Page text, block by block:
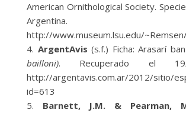
American Ornithological Society.
Argentina.
http://www.museum.lsu.edu/~Remsen/
ArgentAvis (s.f.) Ficha: Arasarí
bailloni). Recuperado el 19/
http://argentavis.com.ar/2012/sitio/
id=613
Barnett, J.M. & Pearman,